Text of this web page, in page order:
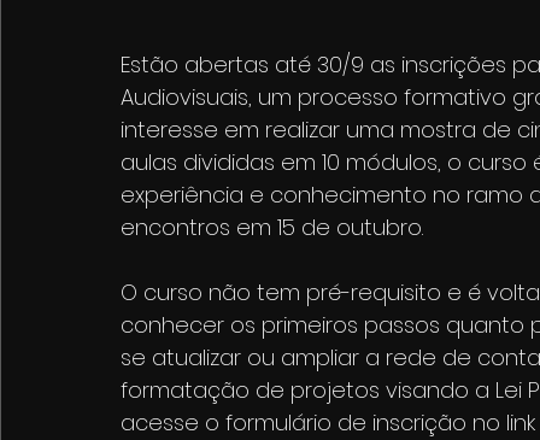
Estão abertas até 30/9 as inscrições
Audiovisuais, um processo formativo
interesse em realizar uma mostra de
aulas divididas em 10 módulos, o
experiência e conhecimento no ramo
encontros em 15 de outubro.
O curso não tem pré-requisito e é
conhecer os primeiros passos
se atualizar ou ampliar a rede de
formatação de projetos visando a Lei
acesse o formulário de inscrição no link